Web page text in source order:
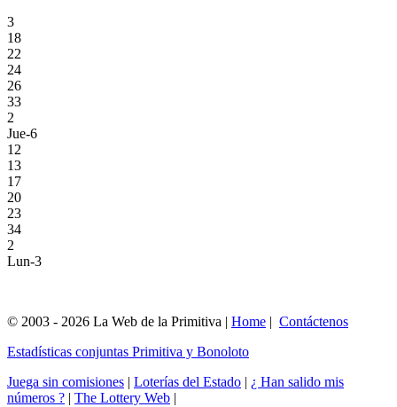
3
18
22
24
26
33
2
Jue-6
12
13
17
20
23
34
2
Lun-3
© 2003 - 2026 La Web de la Primitiva | Home | Contáctenos
Estadísticas conjuntas Primitiva y Bonoloto
Juega sin comisiones | Loterías del Estado | ¿ Han salido mis
números ? | The Lottery Web |